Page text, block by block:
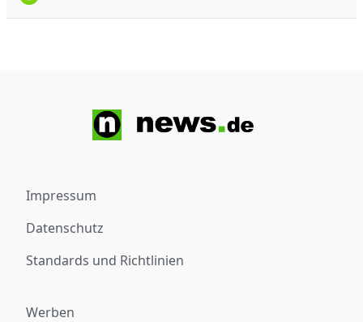
Impressum
Datenschutz
Standards und Richtlinien
Werben